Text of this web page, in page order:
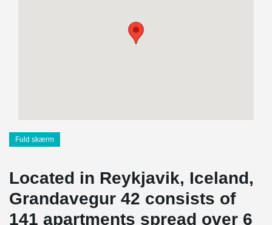
Fuld skærm
Located in Reykjavik, Iceland,
Grandavegur 42 consists of
141 apartments spread over 6